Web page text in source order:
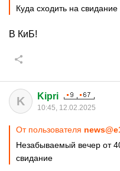
Куда сходить на
В КиБ!
K Kipri
10:45, 12.02.2025
От пользователя
Незабываемый вечер от
свидание